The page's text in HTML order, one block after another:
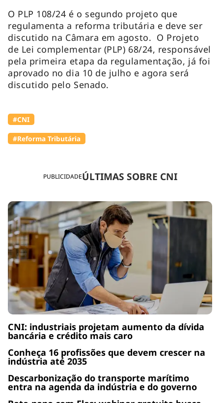
PUBLICIDADEÚLTIMAS SOBRE CNI
CNI: industriais projetam aumento da dívida
bancária e crédito mais caro
Conheça 16 profissões que devem crescer na
indústria até 2035
Descarbonização do transporte marítimo
entra na agenda da indústria e do governo
O PLP 108/24 é o segundo projeto que
regulamenta a reforma tributária e deve ser
discutido na Câmara em agosto. O Projeto
de Lei complementar (PLP) 68/24, responsável
pela primeira etapa da regulamentação, já foi
aprovado no dia 10 de julho e agora será
discutido pelo Senado.
#CNI
#Reforma Tributária